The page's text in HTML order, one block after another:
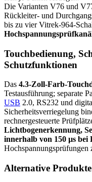
Die Varianten V76 und
Rückleiter- und
bis zu vier Vitrek-964-
Touchbedienung,
Schutzfunktionen
Das 4.3-Zoll-Farb-
Testausführung; separate
USB 2.0, RS232 und
Sicherheitsverriegelung
rechnergesteuerte
Lichtbogenerkennung,
innerhalb von 150 µs bei
Hochspannungsprüfungen
Alternative Produkte